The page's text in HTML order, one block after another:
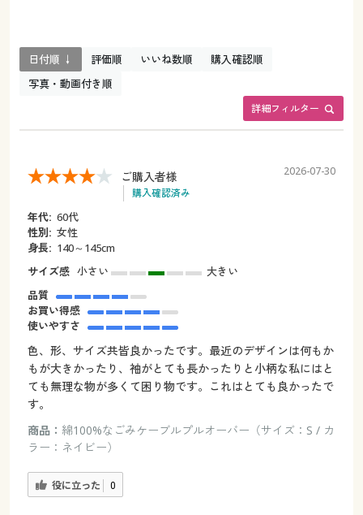
詳細フィルター
日付順 ↓ 評価順 いいね数順
購入確認順
写真・動画付き順
ご購入者様
購入確認済み
2026-07-30
年代: 60代
性別: 女性
身長: 140～145cm
サイズ感 小さい
大きい
品質
お買い得感
使いやすさ
色、形、サイズ共皆良かったです。最近のデザインは何もか
もが大きかったり、袖がとても長かったりと小柄な私にはと
ても無理な物が多くて困り物です。これはとても良かったで
す。
商品： 綿100%なごみケーブルプルオーバー（サイズ：S / カ
ラー：ネイビー）
役に立った 0